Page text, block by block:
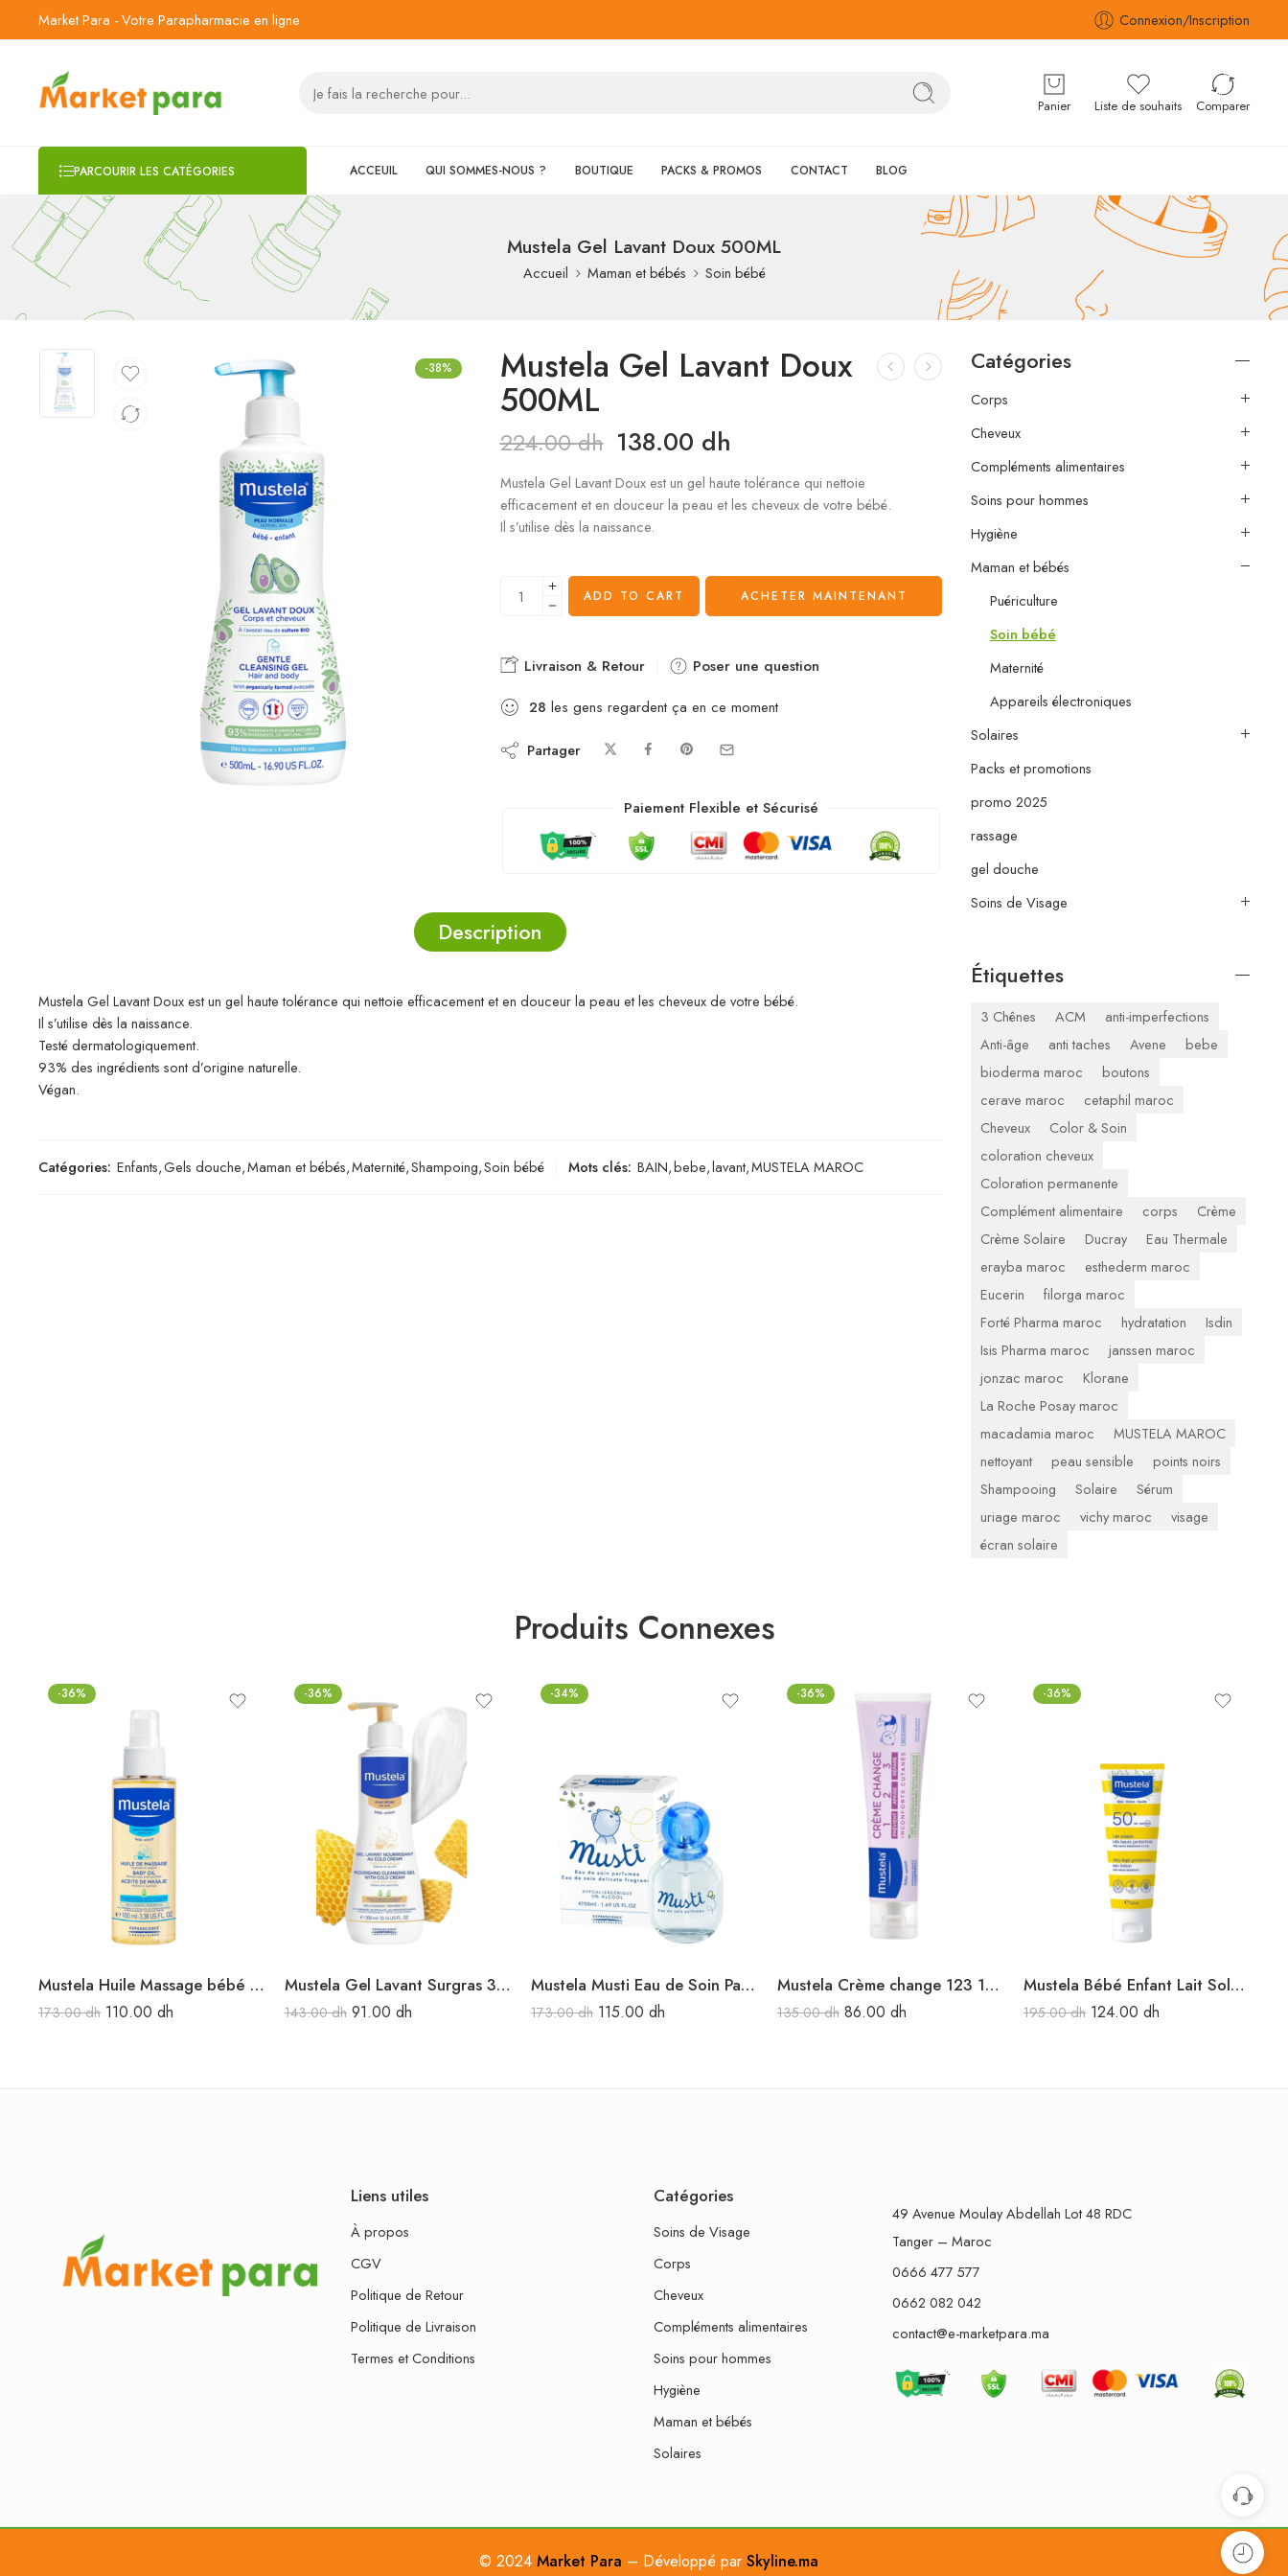
Market Para - Votre Parapharmacie en ligne Connexion/Inscription
Panier Liste de souhaits Comparer
PARCOURIR LES CATÉGORIES ACCEUIL QUI SOMMES-NOUS ? BOUTIQUE PACKS & PROMOS CONTACT BLOG
Mustela Gel Lavant Doux 500ML
Accueil Maman et bébés Soin bébé
-38% Mustela Gel Lavant Doux
500ML
224.00dh 138.00 dh
Mustela Gel Lavant Doux est un gel haute tolérance qui nettoie
efficacement et en douceur la peau et les cheveux de votre bébé.
Il s’utilise dès la naissance.
ADD TO CART ACHETER MAINTENANT
Livraison & Retour
Poser une question
28 les gens regardent ça en ce moment
Partager
Paiement Flexible et Sécurisé
Description
Mustela Gel Lavant Doux est un gel haute tolérance qui nettoie efficacement et en douceur la peau et les cheveux de votre bébé.
Il s’utilise dès la naissance.
Testé dermatologiquement.
93% des ingrédients sont d’origine naturelle.
Végan.
Catégories: Enfants,Gels douche,Maman et bébés,Maternité,Shampoing,Soin bébé Mots clés: BAIN,bebe,lavant,MUSTELA MAROC
Catégories
Corps
Cheveux
Compléments alimentaires
Soins pour hommes
Hygiène
Maman et bébés
Puériculture
Soin bébé
Maternité
Appareils électroniques
Solaires
Packs et promotions
promo 2025
rassage
gel douche
Soins de Visage
Étiquettes
3 Chênes ACM
anti-imperfections
Anti-âge
anti taches Avene
bebe
bioderma maroc
boutons
cerave maroc
cetaphil maroc
Cheveux
Color & Soin
coloration cheveux
Coloration permanente
Complément alimentaire
corps
Crème
Crème Solaire
Ducray
Eau Thermale
erayba maroc
esthederm maroc
Eucerin
filorga maroc
Forté Pharma maroc
hydratation
Isdin
Isis Pharma maroc
janssen maroc
jonzac maroc
Klorane
La Roche Posay maroc
macadamia maroc
MUSTELA MAROC
nettoyant
peau sensible
points noirs
Shampooing
Solaire
Sérum
uriage maroc
vichy maroc
visage
écran solaire
Produits Connexes
-36%
Mustela Huile Massage bébé 100ML
173.00dh 110.00 dh
-36%
Mustela Gel Lavant Surgras 300ML
143.00dh 91.00 dh
-34%
Mustela Musti Eau de Soin Parfumée 50ML
173.00dh 115.00 dh
-36%
Mustela Crème change 123 100ML
135.00dh 86.00 dh
-36%
Mustela Bébé Enfant Lait Solaire Très Haute Protection SPF50 40ML
195.00dh 124.00 dh
Liens utiles
À propos
CGV
Politique de Retour
Politique de Livraison
Termes et Conditions
Catégories
Soins de Visage
Corps
Cheveux
Compléments alimentaires
Soins pour hommes
Hygiène
Maman et bébés
Solaires
49 Avenue Moulay Abdellah Lot 48 RDC
Tanger – Maroc
0666 477 577
0662 082 042
contact@e-marketpara.ma
© 2024 Market Para – Développé par Skyline.ma